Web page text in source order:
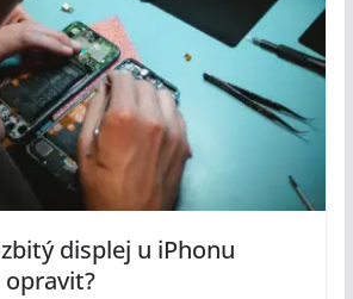
displej u iPhonu